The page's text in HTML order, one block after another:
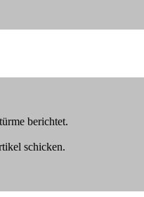
berichtet.
schicken.